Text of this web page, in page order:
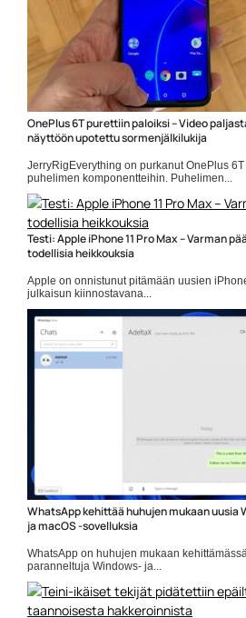
OnePlus 6T purettiin paloiksi – Video
näyttöön upotettu sormenjälkilukija
JerryRigEverything on purkanut OnePlus 6T
puhelimen komponentteihin. Puhelimen...
Mobiili
Testi: Apple iPhone 11 Pro Max – Varman
todellisia heikkouksia
Apple on onnistunut pitämään uusien
julkaisun kiinnostavana...
Apple
WhatsApp kehittää huhujen mukaan uusia
ja macOS -sovelluksia
WhatsApp on huhujen mukaan
paranneltuja Windows- ja...
Mobiiliuutiset